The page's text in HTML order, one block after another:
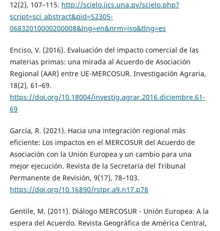
12(2), 107–115. http://scielo.iics.una.py/scielo.php?
script=sci_abstract&pid=S2305-
06832010000200008&lng=en&nrm=iso&tlng=es
Enciso, V. (2016). Evaluación del impacto comercial de las
materias primas: una mirada al Acuerdo de Asociación
Regional (AAR) entre UE-MERCOSUR. Investigación Agraria,
18(2), 61–69.
https://doi.org/10.18004/investig.agrar.2016.diciembre.61-
69
García, R. (2021). Hacia una integración regional más
eficiente: Los impactos en el MERCOSUR del Acuerdo de
Asociación con la Unión Europea y un cambio para una
mejor ejecución. Revista de la Secretaría del Tribunal
Permanente de Revisión, 9(17), 78–103.
https://doi.org/10.16890/rstpr.a9.n17.p78
Gentile, M. (2011). Diálogo MERCOSUR - Unión Europea: A la
espera del Acuerdo. Revista Geográfica de América Central,